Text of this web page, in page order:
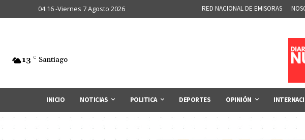
04:16 -Viernes 7 Agosto 2026 RED NACIONAL DE EMISORAS
13 C Santiago
INICIO NOTICIAS POLITICA DEPORTES OPINIÓN